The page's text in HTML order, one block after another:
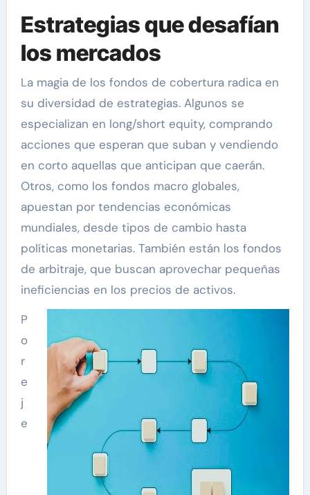
Estrategias que desafían
los mercados
La magia de los fondos de cobertura radica en
su diversidad de estrategias. Algunos se
especializan en long/short equity, comprando
acciones que esperan que suban y vendiendo
en corto aquellas que anticipan que caerán.
Otros, como los fondos macro globales,
apuestan por tendencias económicas
mundiales, desde tipos de cambio hasta
políticas monetarias. También están los fondos
de arbitraje, que buscan aprovechar pequeñas
ineficiencias en los precios de activos.
P
o
r
e
j
e